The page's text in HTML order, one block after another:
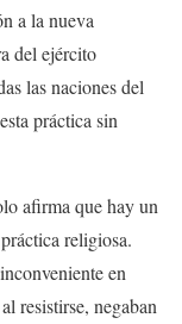
a la nueva
del ejército
las naciones del
práctica sin
afirma que hay un
religiosa.
en
resistirse, negaban